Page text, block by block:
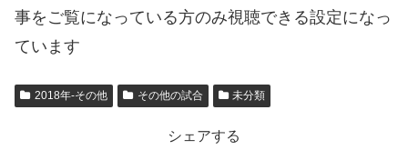
事をご覧になっている方のみ視聴できる設定になっ
ています
2018年-その他 その他の試合 未分類
シェアする